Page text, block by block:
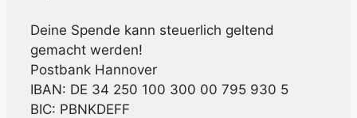
Deine Spende kann steuerlich geltend
gemacht werden!
Postbank Hannover
IBAN: DE 34 250 100 300 00 795 930 5
BIC: PBNKDEFF